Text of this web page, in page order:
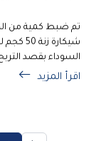
السوداء بقصد
اقرأ المزيد